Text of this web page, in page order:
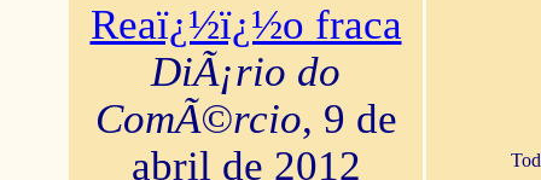
Reaï¿½ï¿½o fraca
DiÃ¡rio do
ComÃ©rcio, 9 de
abril de 2012